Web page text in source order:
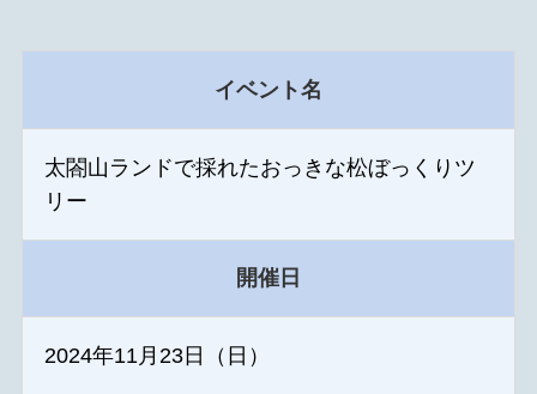
イベント名
太閤山ランドで採れたおっきな松ぼっくりツ
リー
開催日
2024年11月23日（日）